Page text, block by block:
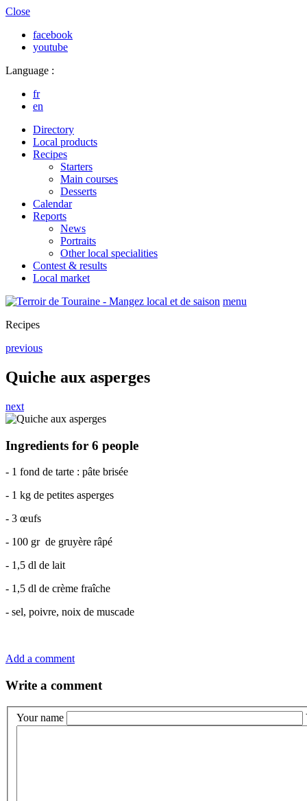
Close
facebook
youtube
Language :
fr
en
Directory
Local products
Recipes
Starters
Main courses
Desserts
Calendar
Reports
News
Portraits
Other local specialities
Contest & results
Local market
menu
Recipes
previous
Quiche aux asperges
next
Ingredients for 6 people
- 1 fond de tarte : pâte brisée
- 1 kg de petites asperges
- 3 œufs
- 100 gr de gruyère râpé
- 1,5 dl de lait
- 1,5 dl de crème fraîche
- sel, poivre, noix de muscade
Add a comment
Write a comment
Your name